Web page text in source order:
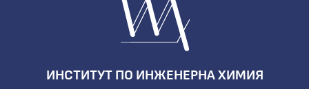
ИНСТИТУТ ПО ИНЖЕНЕРНА ХИМИЯ